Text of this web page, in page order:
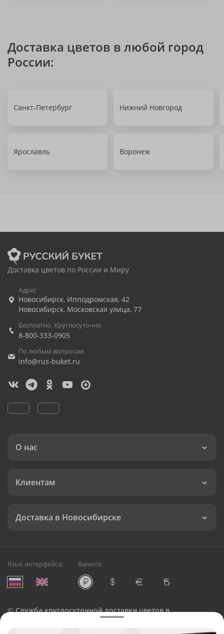
Доставка цветов в любой город
России:
Санкт-Петербург Нижний Новгород
Ярославль Воронеж
Доставка цветов по России и Миру
Адрес
Новосибирск, Ипподромская, 42
Новосибирск, Московская улица, 77
Бесплатно. Круглосуточно
8-800-333-0905
По любым вопросам
info@rus-buket.ru
О нас
Клиентам
Доставка в Новосибирске
Язык интерфейса: Валюта:
©Служба круглосуточной доставки цветов в
Русский Букет, 2026